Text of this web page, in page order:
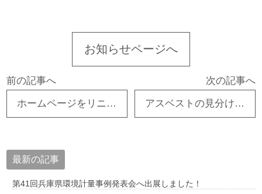
お知らせページへ
前の記事へ
ホームページをリニューアルしました
次の記事へ
アスベストの見分け方と対処法のガイド
最新の記事
第41回兵庫県環境計量事例発表会へ出展しました！